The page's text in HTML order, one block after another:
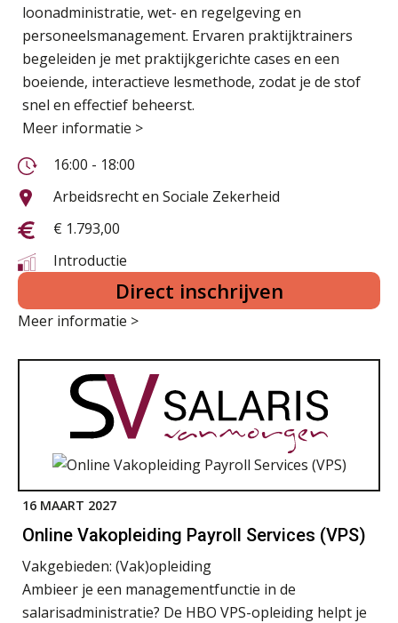
loonadministratie, wet- en regelgeving en
personeelsmanagement. Ervaren praktijktrainers
begeleiden je met praktijkgerichte cases en een
boeiende, interactieve lesmethode, zodat je de stof
snel en effectief beheerst.
Meer informatie >
16:00 - 18:00
Arbeidsrecht en Sociale Zekerheid
€ 1.793,00
Introductie
Direct inschrijven
Meer informatie >
16 MAART 2027
Online Vakopleiding Payroll Services (VPS)
Vakgebieden: (Vak)opleiding
Ambieer je een managementfunctie in de
salarisadministratie? De HBO VPS-opleiding helpt je